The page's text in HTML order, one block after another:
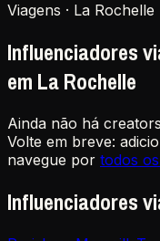
Viagens · La Rochelle
Influenciadores
em La Rochelle
Ainda não há
Volte em breve:
navegue por todos
Influenciadores